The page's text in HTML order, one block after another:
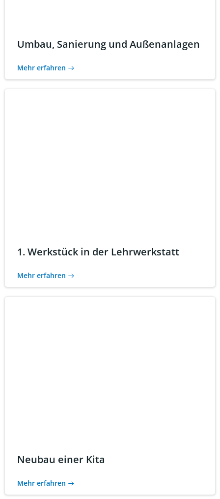
Umbau, Sanierung und Außenanlagen
Mehr erfahren
1. Werkstück in der Lehrwerkstatt
Mehr erfahren
Neubau einer Kita
Mehr erfahren